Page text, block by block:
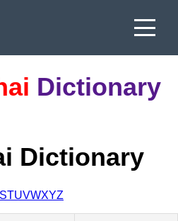
Dictionary
Dictionary
STUVWXYZ